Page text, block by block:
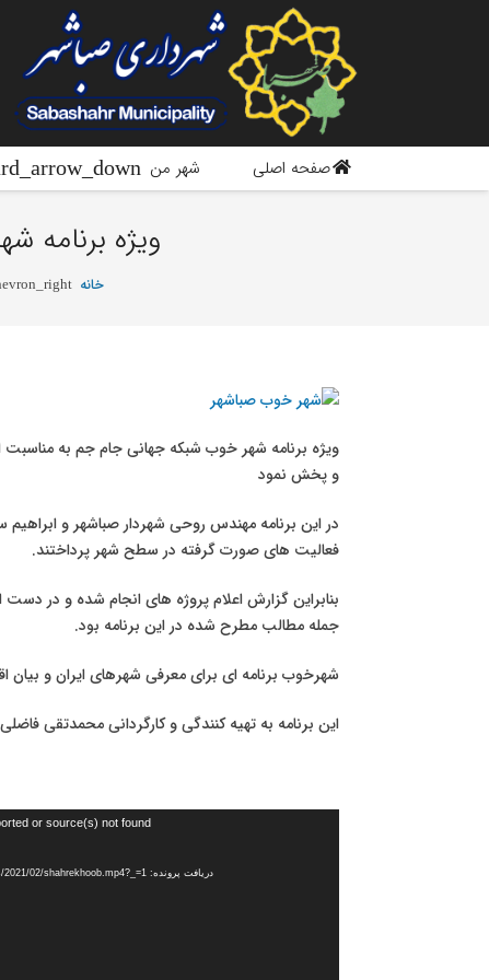
صفحه اصلی شهر من
ویژه برنامه
خانه
ویژه برنامه شهر خوب شبکه جهانی جام جم به مناسبت
و پخش نمود
در این برنامه مهندس روحی شهردار صباشهر و
فعالیت های صورت گرفته در سطح شهر پرداختند.
بنابراین گزارش اعلام پروژه های انجام شده و در
جمله مطالب مطرح شده در این برنامه بود.
شهرخوب برنامه ای برای معرفی شهرهای ایران و
این برنامه به تهیه کنندگی و کارگردانی محمدتقی
or source(s) not found
دریافت پرونده: https://sabacity.ir/wp-content/uploads/2021/02/shahrekhoob.mp4?_=1